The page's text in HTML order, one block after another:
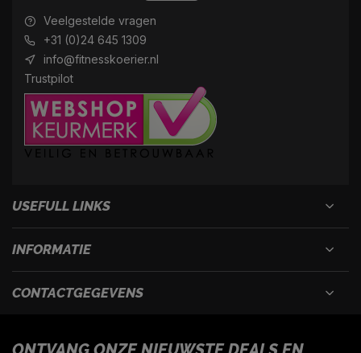
Veelgestelde vragen
+31 (0)24 645 1309
info@fitnesskoerier.nl
Trustpilot
USEFULL LINKS
INFORMATIE
CONTACTGEGEVENS